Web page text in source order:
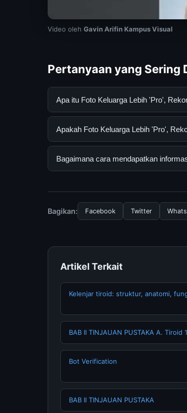
Video oleh Gavin Arifin Kampus Visual
Pertanyaan yang Sering
Apa itu Foto Keluarga Lebih 'Pro',
Foto Keluarga Lebih 'Pro',
resmi dan mengikuti panduan yang
Apakah Foto Keluarga Lebih 'Pro',
Ya, Foto Keluarga Lebih 'Pro',
Bagaimana cara mendapatkan
dan terpercaya.
Bagikan: Facebook Twitter
Artikel Terkait
Kelenjar tiroid: struktur, anatomi,
BAB II TINJAUAN PUSTAKA A. Tiroid
Bot Verification
BAB II TINJAUAN PUSTAKA